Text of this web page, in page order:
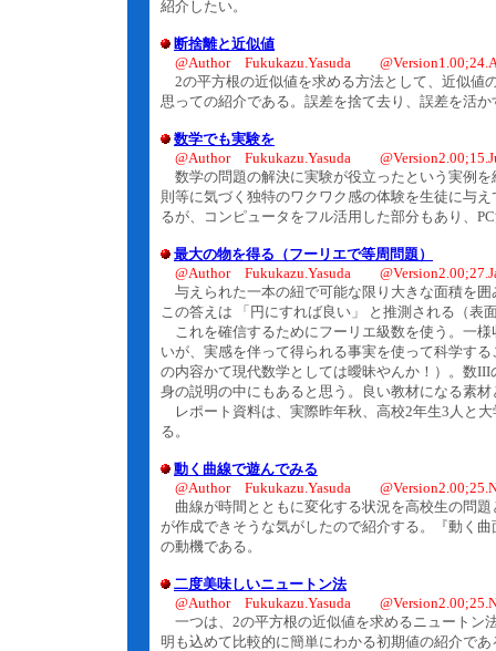
紹介したい。
断捨離と近似値
@Author Fukukazu.Yasuda
2の平方根の近似値を求める方法として、近似値
思っての紹介である。誤差を捨て去り、誤差を活
数学でも実験を
@Author Fukukazu.Yasuda
数学の問題の解決に実験が役立ったという実例
則等に気づく独特のワクワク感の体験を生徒に与
るが、コンピュータをフル活用した部分もあり、
最大の物を得る（フーリエで等周問題）
@Author Fukukazu.Yasuda
与えられた一本の紐で可能な限り大きな面積を
この答えは 「円にすれば良い」 と推測される（表
これを確信するためにフーリエ級数を使う。一
いが、実感を伴って得られる事実を使って科学す
の内容かて現代数学としては曖昧やんか！）。数
身の説明の中にもあると思う。良い教材になる素
レポート資料は、実際昨年秋、高校2年生3人と
る。
動く曲線で遊んでみる
@Author Fukukazu.Yasuda
曲線が時間とともに変化する状況を高校生の問
が作成できそうな気がしたので紹介する。『動く
の動機である。
二度美味しいニュートン法
@Author Fukukazu.Yasuda
一つは、2の平方根の近似値を求めるニュートン
明も込めて比較的に簡単にわかる初期値の紹介で